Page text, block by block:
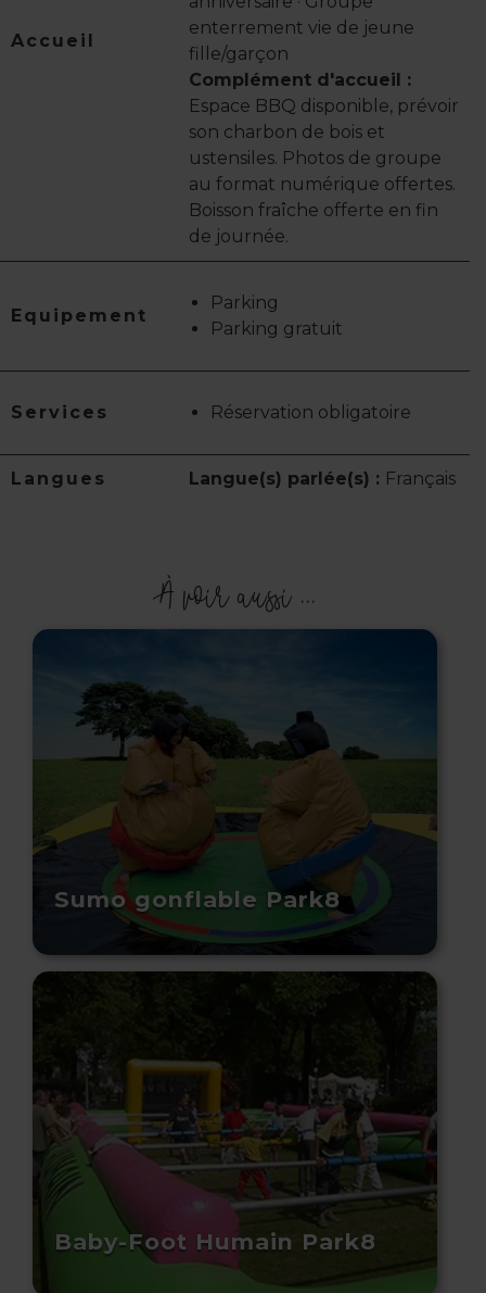
Accueil
enterrement vie de jeune
fille/garçon
Complément d'accueil :
Espace BBQ disponible, prévoir
son charbon de bois et
ustensiles. Photos de groupe
au format numérique offertes.
Boisson fraîche offerte en fin
de journée.
Equipement
Parking
Parking gratuit
Services Réservation obligatoire
Langues Langue(s) parlée(s) : Français
À voir aussi ...
Sumo gonflable Park8
Baby-Foot Humain Park8